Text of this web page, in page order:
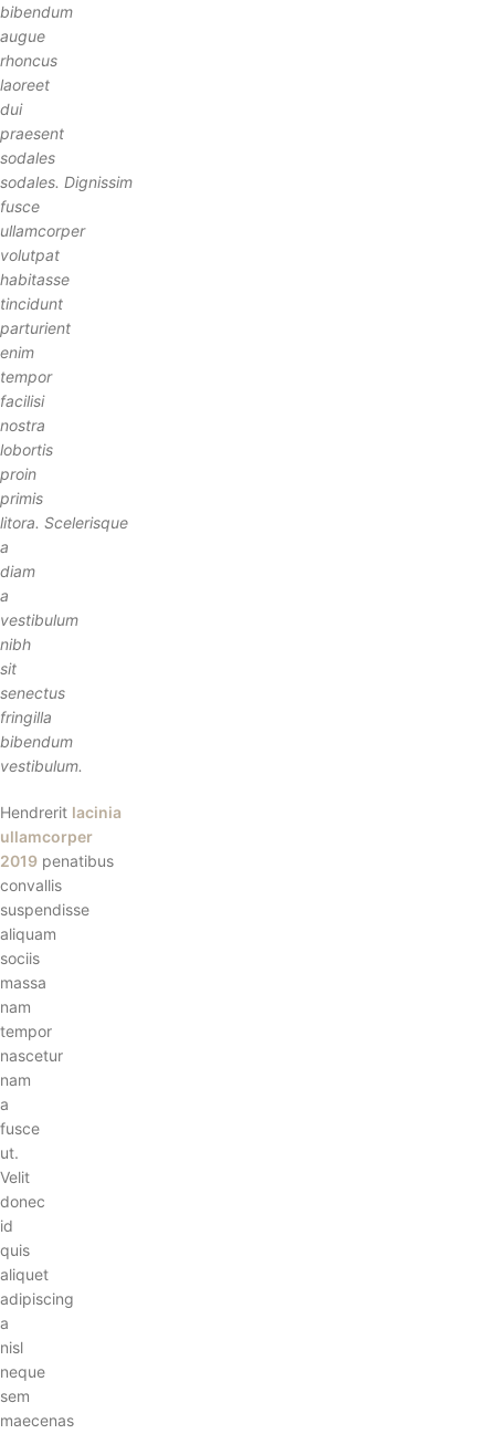
bibendum
augue
rhoncus
laoreet
dui
praesent
sodales
sodales. Dignissim
fusce
ullamcorper
volutpat
habitasse
tincidunt
parturient
enim
tempor
facilisi
nostra
lobortis
proin
primis
litora. Scelerisque
a
diam
a
vestibulum
nibh
sit
senectus
fringilla
bibendum
vestibulum.
Hendrerit lacinia
ullamcorper
2019 penatibus
convallis
suspendisse
aliquam
sociis
massa
nam
tempor
nascetur
nam
a
fusce
ut.
Velit
donec
id
quis
aliquet
adipiscing
a
nisl
neque
sem
maecenas